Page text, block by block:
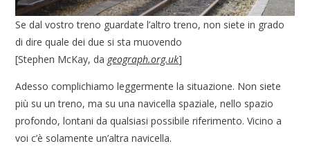
Se dal vostro treno guardate l’altro treno, non siete in grado
di dire quale dei due si sta muovendo
[Stephen McKay, da geograph.org.uk]
Adesso complichiamo leggermente la situazione. Non siete
più su un treno, ma su una navicella spaziale, nello spazio
profondo, lontani da qualsiasi possibile riferimento. Vicino a
voi c’è solamente un’altra navicella.